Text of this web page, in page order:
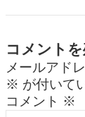
k
コメント
メールアド
※ が付いて
コメント ※